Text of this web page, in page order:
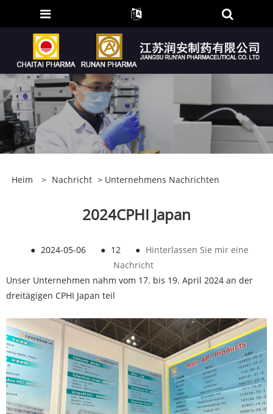
Heim > Nachricht > Unternehmens Nachrichten
2024CPHI Japan
● 2024-05-06 ● 12 ● Hinterlassen Sie mir eine
Nachricht
Unser Unternehmen nahm vom 17. bis 19. April 2024 an der
dreitägigen CPHI Japan teil